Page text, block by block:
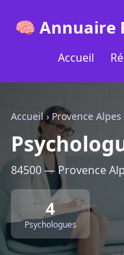
🧠 Annuaire
Accueil
Accueil› Provence
84500 — Provence
4
Psychologues